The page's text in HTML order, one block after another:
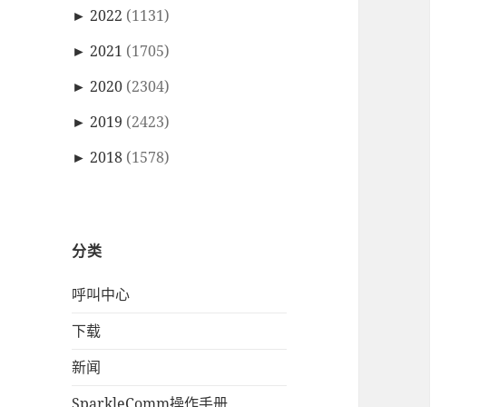
► 2022 (1131)
► 2021 (1705)
► 2020 (2304)
► 2019 (2423)
► 2018 (1578)
分类
呼叫中心
下载
新闻